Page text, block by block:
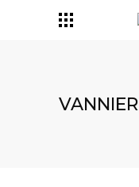
VANNIER